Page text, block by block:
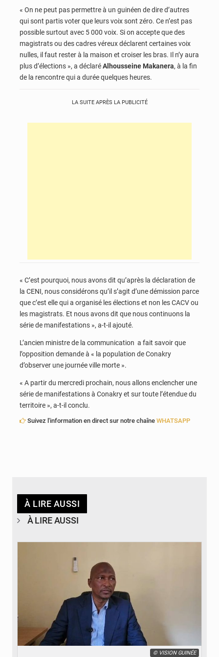
« On ne peut pas permettre à un guinéen de dire d’autres
qui sont partis voter que leurs voix sont zéro. Ce n’est pas
possible surtout avec 5 000 voix. Si on accepte que des
magistrats ou des cadres véreux déclarent certaines voix
nulles, il faut rester à la maison et croiser les bras. Il n’y aura
plus d’élections », a déclaréAlhousseine Makanera, à la fin
de la rencontre qui a durée quelques heures.
LA SUITE APRÈS LA PUBLICITÉ
« C’est pourquoi, nous avons dit qu’après la déclaration de
la CENI, nous considérons qu’il s’agit d’une démission parce
que c’est elle qui a organisé les élections et non les CACV ou
les magistrats. Et nous avons dit que nous continuons la
série de manifestations », a-t-il ajouté.
L’ancien ministre de la communication a fait savoir que
l’opposition demande à « la population de Conakry
d’observer une journée ville morte ».
« A partir du mercredi prochain, nous allons enclencher une
série de manifestations à Conakry et sur toute l’étendue du
territoire », a-t-il conclu.
Suivez l'information en direct sur notre chaîne WHATSAPP
À LIRE AUSSI
À LIRE AUSSI
© VISION GUINÉE